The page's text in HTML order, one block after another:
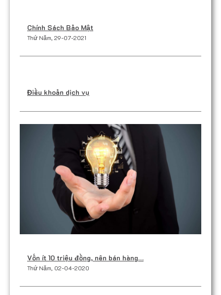
Chính Sách Bảo Mật
Thứ Năm, 29-07-2021
Điều khoản dịch vụ
Vốn ít 10 triệu đồng, nên bán hàng…
Thứ Năm, 02-04-2020